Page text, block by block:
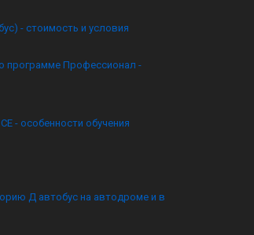
- стоимость и условия
программе Профессионал -
- особенности обучения
Д автобус на автодроме и в